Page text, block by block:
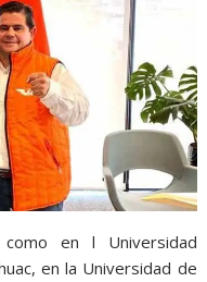
en l Universidad
en la Universidad de